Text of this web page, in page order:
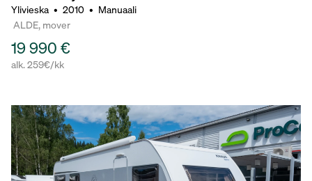
Ylivieska • 2010 • Manuaali
ALDE, mover
19 990 €
alk. 259€/kk